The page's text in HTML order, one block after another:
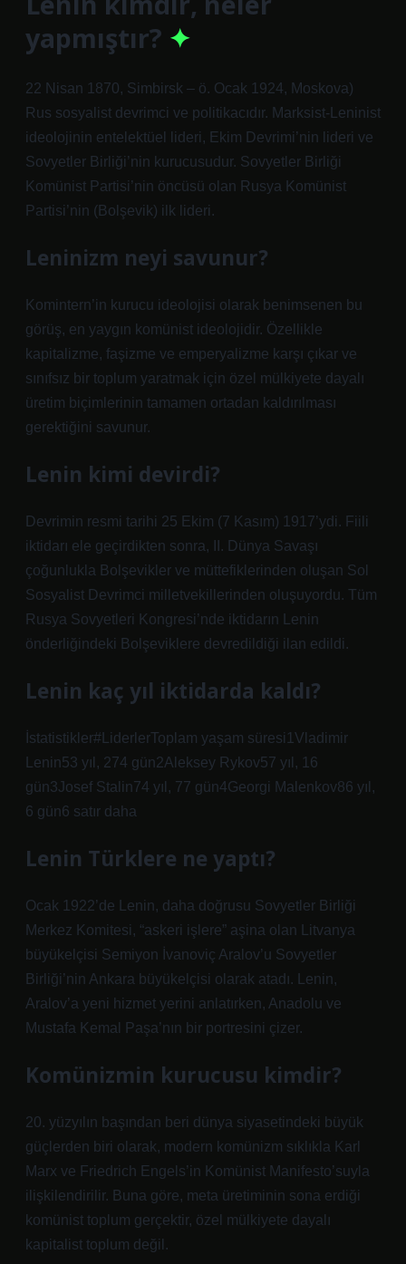
yapmıştır?
22 Nisan 1870, Simbirsk – ö. Ocak 1924, Moskova)
Rus sosyalist devrimci ve politikacıdır. Marksist-Leninist
ideolojinin entelektüel lideri, Ekim Devrimi’nin lideri ve
Sovyetler Birliği’nin kurucusudur. Sovyetler Birliği
Komünist Partisi’nin öncüsü olan Rusya Komünist
Partisi’nin (Bolşevik) ilk lideri.
Leninizm neyi savunur?
Komintern’in kurucu ideolojisi olarak benimsenen bu
görüş, en yaygın komünist ideolojidir. Özellikle
kapitalizme, faşizme ve emperyalizme karşı çıkar ve
sınıfsız bir toplum yaratmak için özel mülkiyete dayalı
üretim biçimlerinin tamamen ortadan kaldırılması
gerektiğini savunur.
Lenin kimi devirdi?
Devrimin resmi tarihi 25 Ekim (7 Kasım) 1917’ydi. Fiili
iktidarı ele geçirdikten sonra, II. Dünya Savaşı
çoğunlukla Bolşevikler ve müttefiklerinden oluşan Sol
Sosyalist Devrimci milletvekillerinden oluşuyordu. Tüm
Rusya Sovyetleri Kongresi’nde iktidarın Lenin
önderliğindeki Bolşeviklere devredildiği ilan edildi.
Lenin kaç yıl iktidarda kaldı?
İstatistikler#LiderlerToplam yaşam süresi1Vladimir
Lenin53 yıl, 274 gün2Aleksey Rykov57 yıl, 16
gün3Josef Stalin74 yıl, 77 gün4Georgi Malenkov86 yıl,
6 gün6 satır daha
Lenin Türklere ne yaptı?
Ocak 1922’de Lenin, daha doğrusu Sovyetler Birliği
Merkez Komitesi, “askeri işlere” aşina olan Litvanya
büyükelçisi Semiyon İvanoviç Aralov’u Sovyetler
Birliği’nin Ankara büyükelçisi olarak atadı. Lenin,
Aralov’a yeni hizmet yerini anlatırken, Anadolu ve
Mustafa Kemal Paşa’nın bir portresini çizer.
Komünizmin kurucusu kimdir?
20. yüzyılın başından beri dünya siyasetindeki büyük
güçlerden biri olarak, modern komünizm sıklıkla Karl
Marx ve Friedrich Engels’in Komünist Manifesto’suyla
ilişkilendirilir. Buna göre, meta üretiminin sona erdiği
komünist toplum gerçektir, özel mülkiyete dayalı
kapitalist toplum değil.